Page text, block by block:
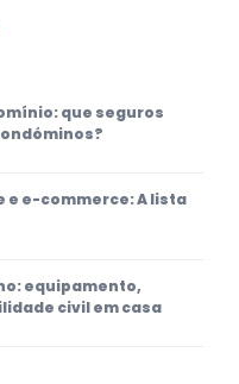
que seguros
e e-commerce: A lista
equipamento,
civil em casa